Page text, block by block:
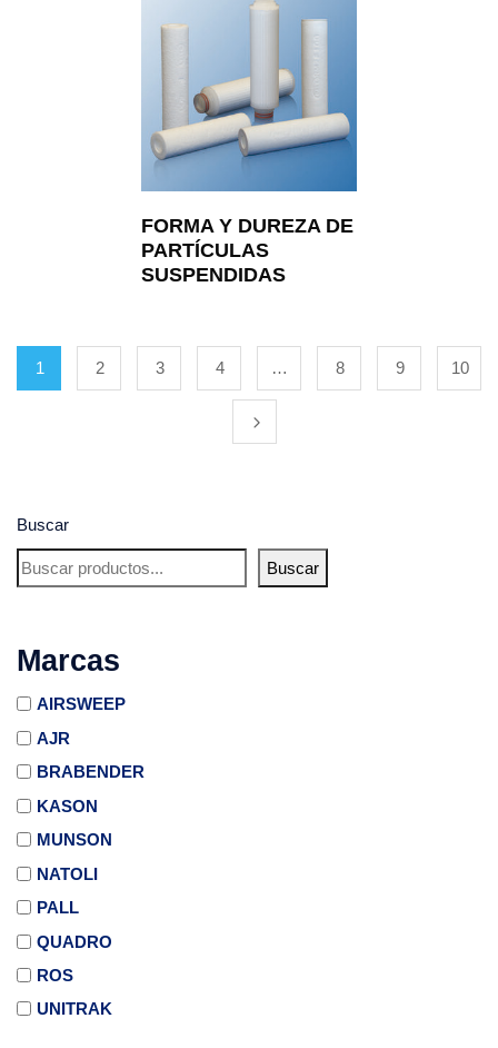
Buscar
Buscar
Marcas
AIRSWEEP
AJR
BRABENDER
KASON
MUNSON
NATOLI
PALL
QUADRO
ROS
UNITRAK
FORMA Y DUREZA DE
PARTÍCULAS
SUSPENDIDAS
1 2 3 4 … 8 9 10